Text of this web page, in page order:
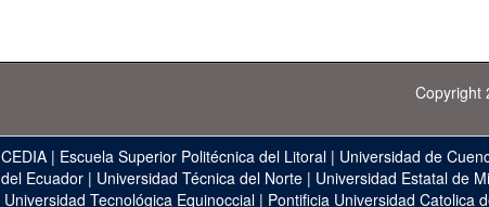
Copyright
CEDIA | Escuela Superior Politécnica del Litoral | Universidad de
del Ecuador| Universidad Técnica del Norte| Universidad Estatal de
Universidad Tecnológica Equinoccial| Pontificia Universidad Catolica